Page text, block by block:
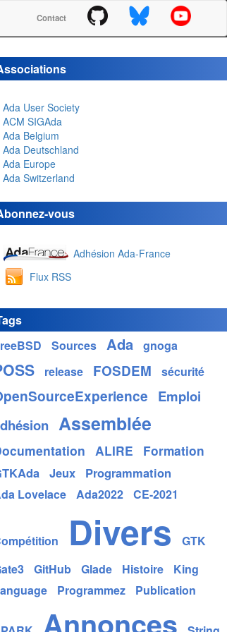
Contact
Ada User Society
ACM SIGAda
Ada Belgium
Ada Deutschland
Ada Europe
Ada Switzerland
vous
Adhésion Ada-France
Flux RSS
Sources Ada gnoga
release FOSDEM sécurité
Emploi
Assemblée
ALIRE Formation
Jeux Programmation
Lovelace Ada2022 CE-2021
Divers
GTK
GitHub Glade Histoire
King
Programmez Publication
Annonces